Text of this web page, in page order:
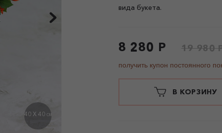
40 X 40 СМ
вида букета.
8 280 Р 19 980
получить купон постоянного
В КОРЗИНУ